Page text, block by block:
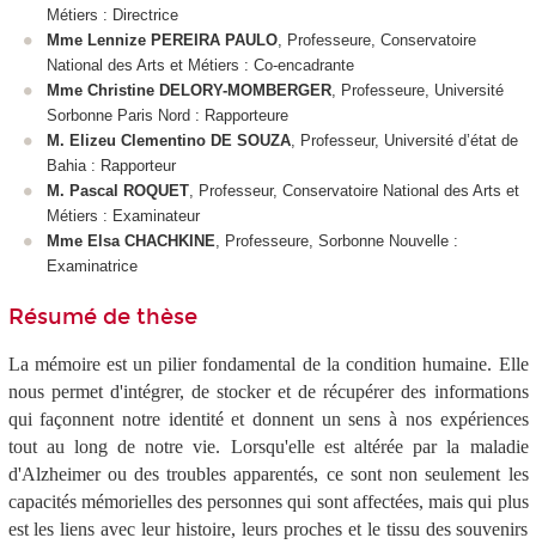
Métiers : Directrice
Mme Lennize PEREIRA PAULO , Professeure, Conservatoire
National des Arts et Métiers : Co-encadrante
Mme Christine DELORY-MOMBERGER , Professeure, Université
Sorbonne Paris Nord : Rapporteure
M. Elizeu Clementino DE SOUZA , Professeur, Université d’état de
Bahia : Rapporteur
M. Pascal ROQUET , Professeur, Conservatoire National des Arts et
Métiers : Examinateur
Mme Elsa CHACHKINE , Professeure, Sorbonne Nouvelle :
Examinatrice
Résumé de thèse
La mémoire est un pilier fondamental de la condition humaine. Elle
nous permet d'intégrer, de stocker et de récupérer des informations
qui façonnent notre identité et donnent un sens à nos expériences
tout au long de notre vie. Lorsqu'elle est altérée par la maladie
d'Alzheimer ou des troubles apparentés, ce sont non seulement les
capacités mémorielles des personnes qui sont affectées, mais qui plus
est les liens avec leur histoire, leurs proches et le tissu des souvenirs